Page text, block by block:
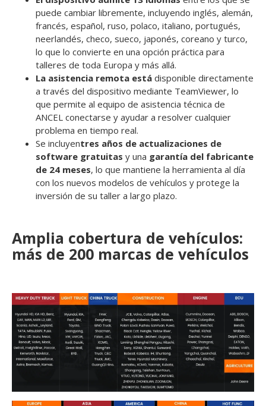
puede cambiar libremente, incluyendo inglés, alemán,
francés, español, ruso, polaco, italiano, portugués,
neerlandés, checo, sueco, japonés, coreano y turco,
lo que lo convierte en una opción práctica para
talleres de toda Europa y más allá.
La asistencia remota está disponible directamente
a través del dispositivo mediante TeamViewer, lo
que permite al equipo de asistencia técnica de
ANCEL conectarse y ayudar a resolver cualquier
problema en tiempo real.
Se incluyentres años de actualizaciones de
software gratuitas y una garantía del fabricante
de 24 meses, lo que mantiene la herramienta al día
con los nuevos modelos de vehículos y protege la
inversión de su taller a largo plazo.
Amplia cobertura de vehículos:
más de 200 marcas de vehículos